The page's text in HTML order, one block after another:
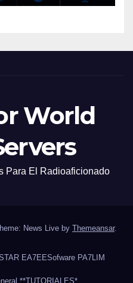
World
Para El Radioaficionado
News Live by Themeansar.
EA7EESofware PA7LIM
**TUTORIALES*